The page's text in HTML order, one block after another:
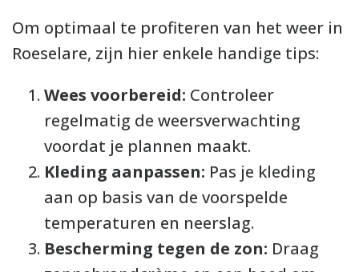
Om optimaal te profiteren van het weer in
Roeselare, zijn hier enkele handige tips:
Wees voorbereid: Controleer
regelmatig de weersverwachting
voordat je plannen maakt.
Kleding aanpassen: Pas je kleding
aan op basis van de voorspelde
temperaturen en neerslag.
Bescherming tegen de zon: Draag